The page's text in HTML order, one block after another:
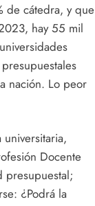
de cátedra, y que
hay 55 mil
nación. Lo peor
Docente
presupuestal;
¿Podrá la